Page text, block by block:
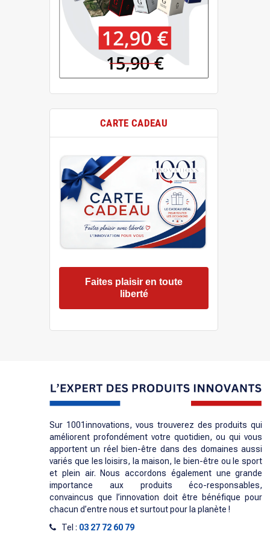
CARTE CADEAU
Faites plaisir en toute
liberté
Sur 1001innovations, vous trouverez des produits qui
améliorent profondément votre quotidien, ou qui vous
apportent un réel bien-être dans des domaines aussi
variés que les loisirs, la maison, le bien-être ou le sport
et plein air. Nous accordons également une grande
importance aux produits éco-responsables,
convaincus que l’innovation doit être bénéfique pour
chacun d’entre nous et surtout pour la planète !
Tel : 03 27 72 60 79